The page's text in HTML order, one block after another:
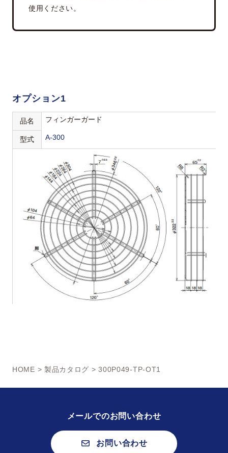
使用ください。
オプション1
品名 フィンガーガード
型式 A-300
HOME > 製品カタログ > 300P049-TP-OT1
メールでのお問い合わせ
お問い合わせ